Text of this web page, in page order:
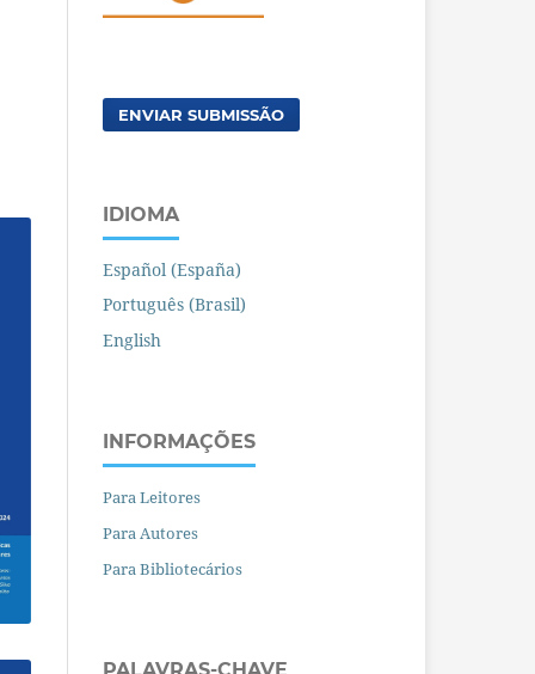
ENVIAR SUBMISSÃO
IDIOMA
Español (España)
Português (Brasil)
English
INFORMAÇÕES
Para Leitores
Para Autores
Para Bibliotecários